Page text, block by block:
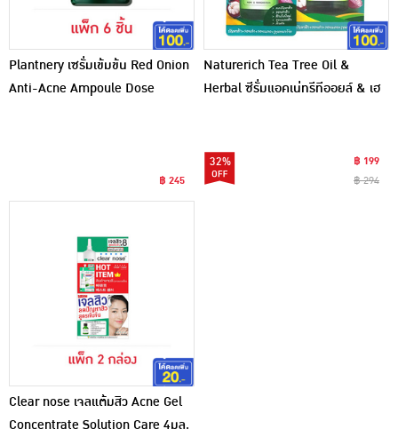
Plantnery เซรั่มเข้มข้น Red Onion
Anti-Acne Ampoule Dose
฿ 245
Naturerich Tea Tree Oil &
Herbal ซีรั่มแอคเน่ทรีทีออยล์ & เฮ
32%
฿ 199
฿ 294
Clear nose เจลแต้มสิว Acne Gel
Concentrate Solution Care 4มล.